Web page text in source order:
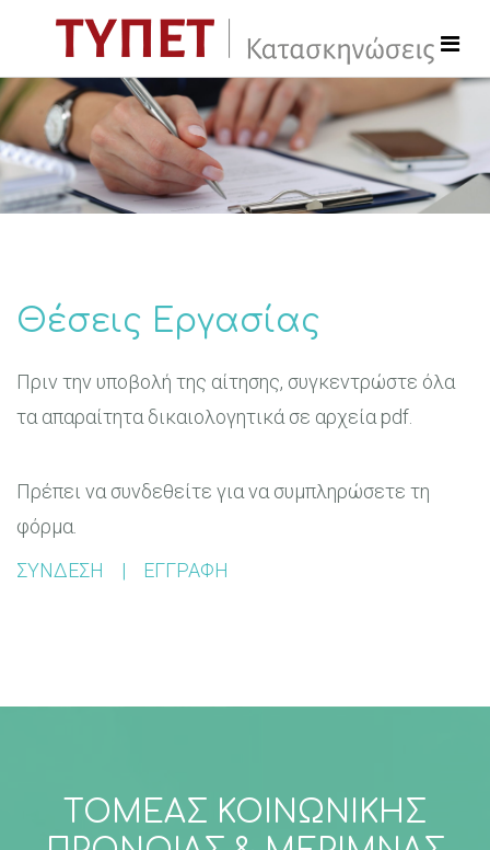
Θέσεις Εργασίας
Πριν την υποβολή της αίτησης, συγκεντρώστε όλα
τα απαραίτητα δικαιολογητικά σε αρχεία pdf.
Πρέπει να συνδεθείτε για να συμπληρώσετε τη
φόρμα.
ΣΥΝΔΕΣΗ
| ΕΓΓΡΑΦΗ
ΤΟΜΕΑΣ ΚΟΙΝΩΝΙΚΗΣ